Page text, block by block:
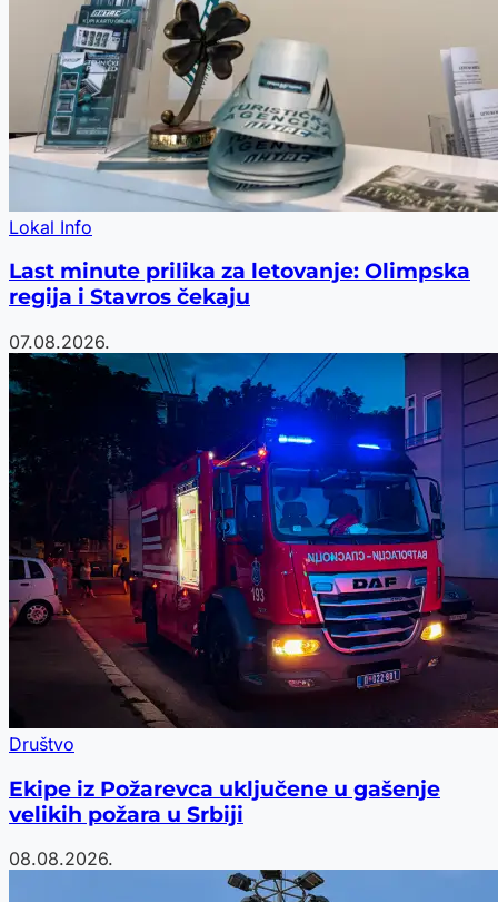
Lokal Info
Last minute prilika za letovanje: Olimpska
regija i Stavros čekaju
07.08.2026.
Društvo
Ekipe iz Požarevca uključene u gašenje
velikih požara u Srbiji
08.08.2026.